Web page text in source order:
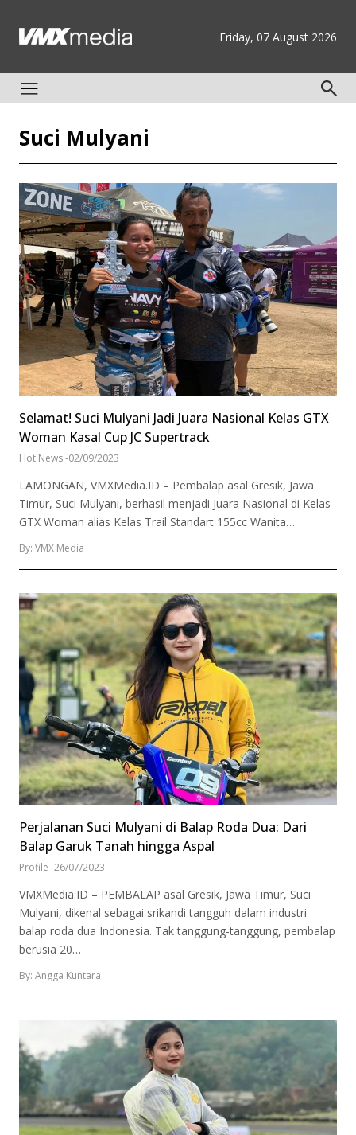
Friday, 07 August 2026
Suci Mulyani
Selamat! Suci Mulyani Jadi Juara Nasional Kelas GTX
Woman Kasal Cup JC Supertrack
Hot News-02/09/2023
LAMONGAN, VMXMedia.ID – Pembalap asal Gresik, Jawa
Timur, Suci Mulyani, berhasil menjadi Juara Nasional di Kelas
GTX Woman alias Kelas Trail Standart 155cc Wanita…
By: VMX Media
Perjalanan Suci Mulyani di Balap Roda Dua: Dari
Balap Garuk Tanah hingga Aspal
Profile -26/07/2023
VMXMedia.ID – PEMBALAP asal Gresik, Jawa Timur, Suci
Mulyani, dikenal sebagai srikandi tangguh dalam industri
balap roda dua Indonesia. Tak tanggung-tanggung, pembalap
berusia 20…
By: Angga Kuntara